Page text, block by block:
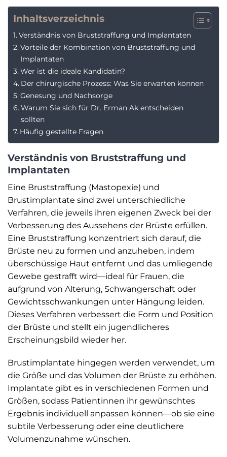
Inhaltsverzeichnis
Verständnis von Bruststraffung und Implantaten
Vorteile der Kombination von Bruststraffung und
Implantaten
Wer ist die ideale Kandidatin?
Der chirurgische Prozess: Was Sie erwarten können
Genesung und Nachsorge
Warum Sie sich für Dr. Erman Ak entscheiden
sollten
Häufig gestellte Fragen
Verständnis von Bruststraffung und
Implantaten
Eine Bruststraffung (Mastopexie) und
Brustimplantate sind zwei unterschiedliche
Verfahren, die jeweils ihren eigenen Zweck bei der
Verbesserung des Aussehens der Brüste erfüllen.
Eine Bruststraffung konzentriert sich darauf, die
Brüste neu zu formen und anzuheben, indem
überschüssige Haut entfernt und das umliegende
Gewebe gestrafft wird—ideal für Frauen, die
aufgrund von Alterung, Schwangerschaft oder
Gewichtsschwankungen unter Hängung leiden.
Dieses Verfahren verbessert die Form und Position
der Brüste und stellt ein jugendlicheres
Erscheinungsbild wieder her.
Brustimplantate hingegen werden verwendet, um
die Größe und das Volumen der Brüste zu erhöhen.
Implantate gibt es in verschiedenen Formen und
Größen, sodass Patientinnen ihr gewünschtes
Ergebnis individuell anpassen können—ob sie eine
subtile Verbesserung oder eine deutlichere
Volumenzunahme wünschen.